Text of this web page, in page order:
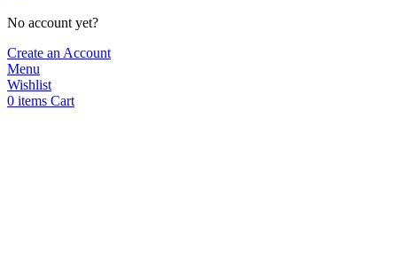
No account yet?
Create an Account
Menu
Wishlist
0 items Cart